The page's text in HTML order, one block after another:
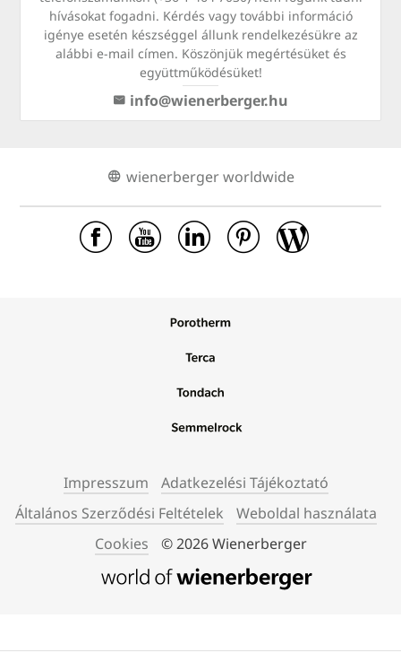
hívásokat fogadni. Kérdés vagy további információ
igénye esetén készséggel állunk rendelkezésükre az
alábbi e-mail címen. Köszönjük megértésüket és
együttműködésüket!
info@wienerberger.hu
wienerberger worldwide
Impresszum
Adatkezelési Tájékoztató
Általános Szerződési Feltételek
Weboldal használata
Cookies
© 2026 Wienerberger